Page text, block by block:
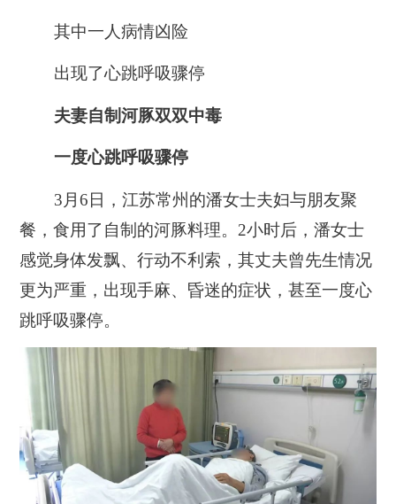
其中一人病情凶险
出现了心跳呼吸骤停
夫妻自制河豚双双中毒
一度心跳呼吸骤停
3月6日，江苏常州的潘女士夫妇与朋友聚
餐，食用了自制的河豚料理。2小时后，潘女士
感觉身体发飘、行动不利索，其丈夫曾先生情况
更为严重，出现手麻、昏迷的症状，甚至一度心
跳呼吸骤停。